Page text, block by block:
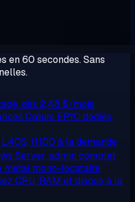
en 60 secondes. Sans
dès 2,48 $/mois
Cœurs EPYC dédiés,
H100 à la demande
Server, admin complet
metal mono-locataire
CPU, RAM et disque à la